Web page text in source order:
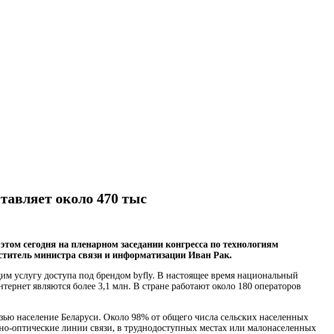
около 470 тыс
сегодня на пленарном заседании конгресса по технологиям
министра связи и информатизации Иван Рак.
услугу доступа под брендом byfly. В настоящее время национальный
являются более 3,1 млн. В стране работают около 180 операторов
население Беларуси. Около 98% от общего числа сельских населенных
оптические линии связи, в труднодоступных местах или малонаселенных